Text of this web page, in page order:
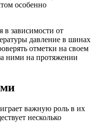
особенно
в зависимости от
давление в шинах
отметки на своем
ними на протяжении
важную роль в их
несколько